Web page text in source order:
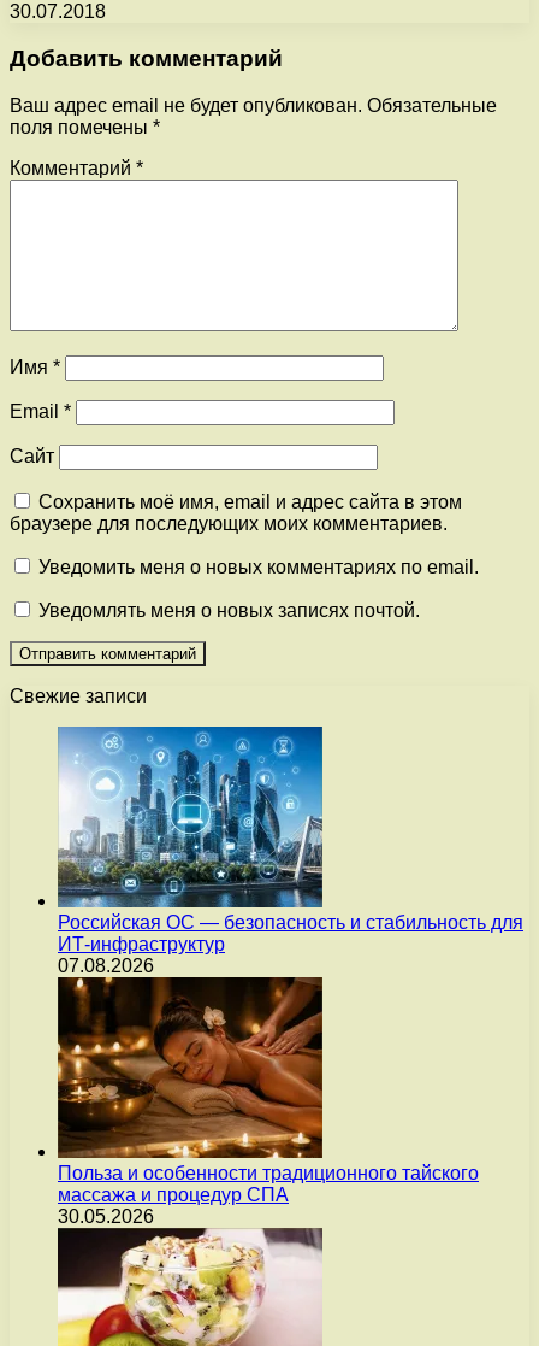
30.07.2018
Добавить комментарий
Ваш адрес email не будет опубликован. Обязательные
поля помечены *
Комментарий *
Имя *
Email *
Сайт
Сохранить моё имя, email и адрес сайта в этом
браузере для последующих моих комментариев.
Уведомить меня о новых комментариях по email.
Уведомлять меня о новых записях почтой.
Свежие записи
Российская ОС — безопасность и стабильность для
ИТ-инфраструктур
07.08.2026
Польза и особенности традиционного тайского
массажа и процедур СПА
30.05.2026